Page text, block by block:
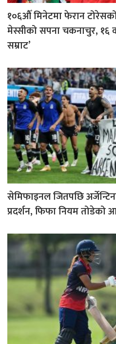
१०६औँ मिनेटमा फेरान टोरेसको
मेस्सीको सपना चकनाचुर, १६
सम्राट’
सेमिफाइनल जितपछि
प्रदर्शन, फिफा नियम तोडेको